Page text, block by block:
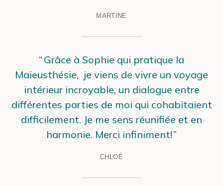
MARTINE
Grâce à Sophie qui pratique la
Maïeusthésie, je viens de vivre un voyage
intérieur incroyable, un dialogue entre
différentes parties de moi qui cohabitaient
difficilement. Je me sens réunifiée et en
harmonie. Merci infiniment!
CHLOÉ